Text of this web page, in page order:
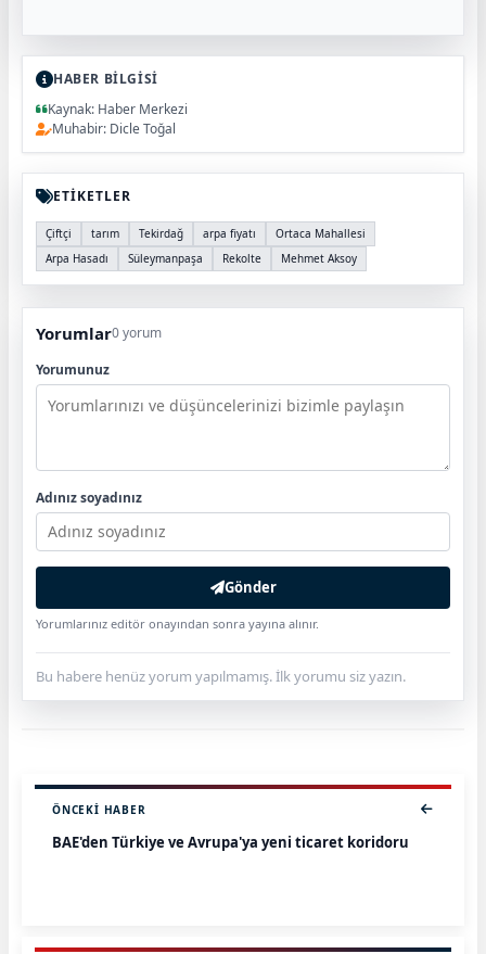
HABER BİLGİSİ
Kaynak: Haber Merkezi
Muhabir: Dicle Toğal
ETİKETLER
Çiftçi tarım Tekirdağ arpa fiyatı
Ortaca Mahallesi
Arpa Hasadı
Süleymanpaşa Rekolte Mehmet Aksoy
Yorumlar0 yorum
Yorumunuz
Adınız soyadınız
Gönder
Yorumlarınız editör onayından sonra yayına alınır.
Bu habere henüz yorum yapılmamış. İlk yorumu siz yazın.
ÖNCEKI HABER
BAE'den Türkiye ve Avrupa'ya yeni ticaret koridoru